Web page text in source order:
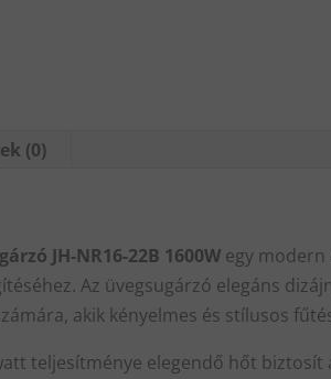
(0)
JH-NR16-22B 1600W egy modern
Az üvegsugárzó elegáns
akik kényelmes és stílusos
teljesítménye elegendő hőt